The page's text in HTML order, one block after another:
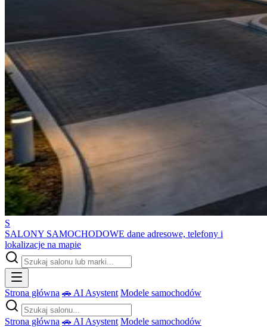
S
SALONY SAMOCHODOWE dane adresowe, telefony i
lokalizacje na mapie
Strona główna 🚗 AI Asystent Modele samochodów
Strona główna 🚗 AI Asystent Modele samochodów